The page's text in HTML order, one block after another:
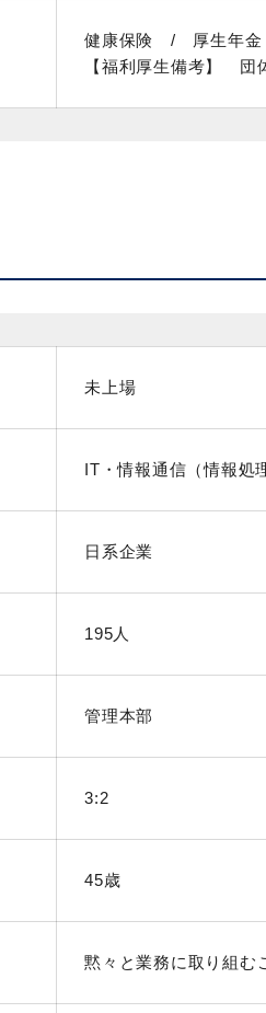
健康保険 / 厚生年
【福利厚生備考】 団
未上場
IT・情報通信（情報処
日系企業
195人
管理本部
3:2
45歳
黙々と業務に取り組む